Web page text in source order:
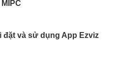
đặt và sử dụng App Ezviz